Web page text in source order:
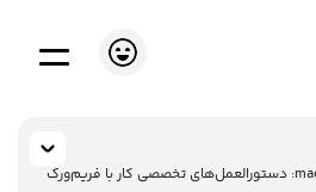
API‌ها و فریم‌ورک‌های macOS: دستورالعمل‌های تخصصی کار با فریم‌ورک‌